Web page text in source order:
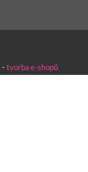
- tvorba e-shopů